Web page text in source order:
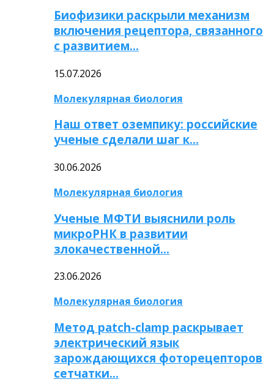
Биофизики раскрыли механизм
включения рецептора, связанного
с развитием…
15.07.2026
Молекулярная биология
Наш ответ оземпику: российские
ученые сделали шаг к…
30.06.2026
Молекулярная биология
Ученые МФТИ выяснили роль
микроРНК в развитии
злокачественной…
23.06.2026
Молекулярная биология
Метод patch-clamp раскрывает
электрический язык
зарождающихся фоторецепторов
сетчатки…